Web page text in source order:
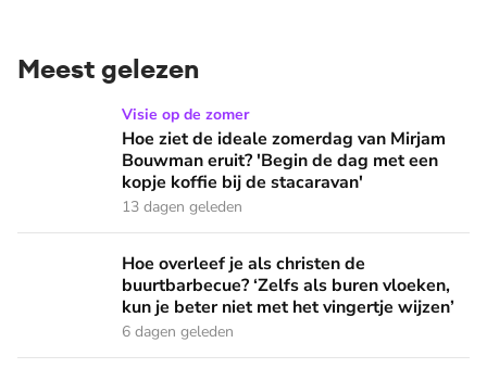
Meest gelezen
Hoe ziet de ideale zomerdag van Mirjam Bouwman eruit?
Visie op de zomer
Hoe ziet de ideale zomerdag van Mirjam
Bouwman eruit? 'Begin de dag met een
kopje koffie bij de stacaravan'
13 dagen geleden
Hoe overleef je als christen de buurtbarbecue? ‘Zelfs als
Hoe overleef je als christen de
buurtbarbecue? ‘Zelfs als buren vloeken,
kun je beter niet met het vingertje wijzen’
6 dagen geleden